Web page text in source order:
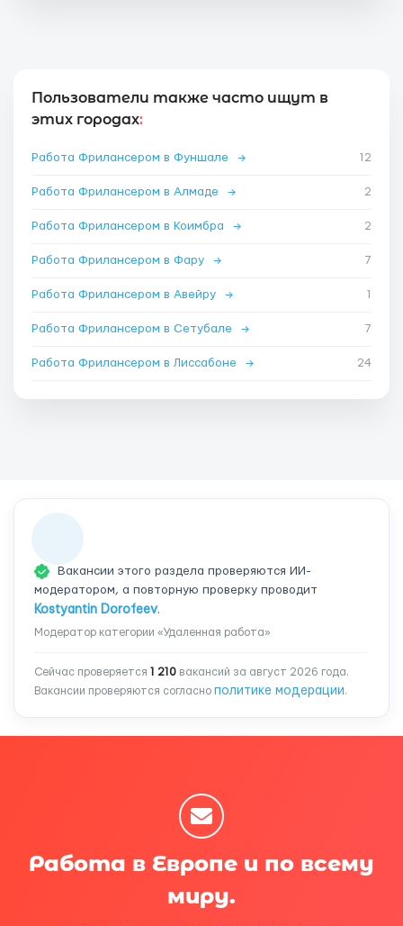
Пользователи также часто ищут в
этих городах:
Работа Фрилансером в Фуншале → 12
Работа Фрилансером в Алмаде → 2
Работа Фрилансером в Коимбра → 2
Работа Фрилансером в Фару → 7
Работа Фрилансером в Авейру → 1
Работа Фрилансером в Сетубале → 7
Работа Фрилансером в Лиссабоне → 24
Вакансии этого раздела проверяются ИИ-
модератором, а повторную проверку проводит
Kostyantin Dorofeev.
Модератор категории «Удаленная работа»
Сейчас проверяется 1 210 вакансий за август 2026 года.
Вакансии проверяются согласно политике модерации.
Работа в Европе и по всему
миру.